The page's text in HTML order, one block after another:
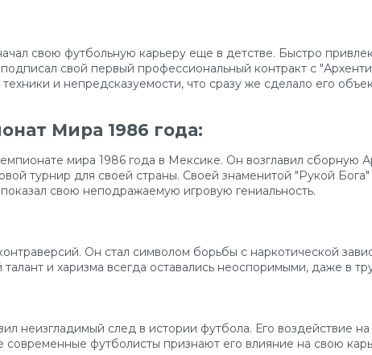
свою футбольную карьеру еще в детстве. Быстро
свой первый профессиональный контракт с
техники и непредсказуемости, что сразу же сделало его
Мира 1986 года:
мира 1986 года в Мексике. Он возглавил сборную
турнир для своей страны. Своей знаменитой "Рукой
свою неподражаемую игровую гениальность.
Он стал символом борьбы с наркотической
и харизма всегда оставались неоспоримыми, даже в
неизгладимый след в истории футбола. Его воздействие на
футболисты признают его влияние на свою